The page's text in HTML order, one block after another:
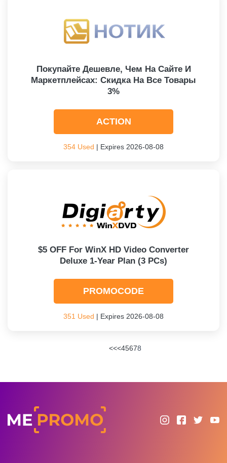
Покупайте Дешевле, Чем На Сайте И
Маркетплейсах: Скидка На Все Товары
3%
ACTION
354 Used | Expires 2026-08-08
$5 OFF For WinX HD Video Converter
Deluxe 1-Year Plan (3 PCs)
PROMOCODE
351 Used | Expires 2026-08-08
<<<45678